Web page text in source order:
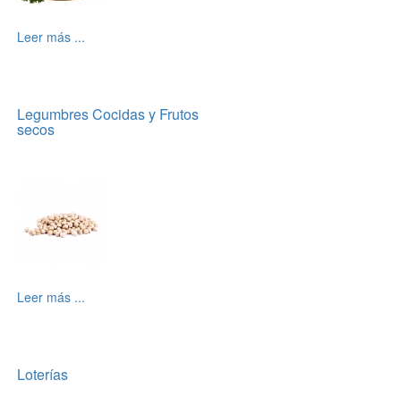
Leer más ...
Legumbres Cocidas y Frutos
secos
Leer más ...
Loterías